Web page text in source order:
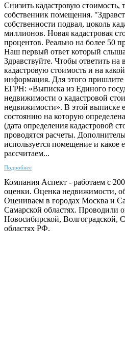
Снизить кадастровую стоимость,
собственник помещения.
собственности подвал, цоколь
миллионов. Новая кадастровая
процентов. Реально на более 50
Наш первый ответ который
Здравствуйте. Чтобы ответить
кадастровую стоимость и на
информация. Для этого
ЕГРН: «Выписка из Единого
недвижимости о кадастровой
недвижимости». В этой выписке
состоянию на которую
(дата определения кадастровой
проводятся расчеты.
используется помещение и какое
рассчитаем...
Подробнее
Компания Аспект - работаем с
оценки. Оценка недвижимости,
Оцениваем в городах Москва и
Самарской областях. Проводили
Новосибирской, Волгоградской,
областях РФ.